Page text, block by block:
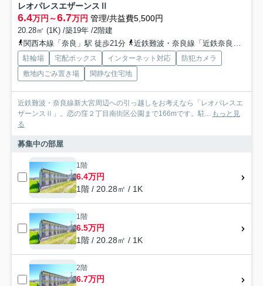
レオパレスエザーンスⅡ
6.4万円～6.7万円 管理/共益費5,500円
20.28㎡ (1K) /築19年 /2階建
関西本線「奈良」駅 徒歩21分
近鉄難波・奈良線「近鉄奈良」駅 バス14分 奈良交通「恋の窪町」 停歩5分
駐輪場 宅配ボックス インターネット対応
防犯カメラ
敷地内ごみ置き場
閑静な住宅地
近鉄難波・奈良線新大宮周辺への引っ越しをお考えなら「レオパレスエ
ザーンスⅡ」。恋の窪２丁目南街区公園まで166mです。駐...
もっと見
る
募集中の部屋
1階
6.4万円
1階 / 20.28㎡ / 1K
1階
6.5万円
1階 / 20.28㎡ / 1K
2階
6.7万円